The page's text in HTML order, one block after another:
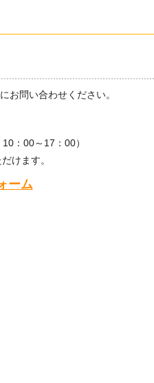
お問い合わせください。
：00～17：00）
けます。
ーム